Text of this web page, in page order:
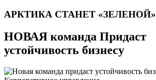
АРКТИКА СТАНЕТ «ЗЕЛЕНОЙ»
НОВАЯ команда Придаст
устойчивость бизнесу